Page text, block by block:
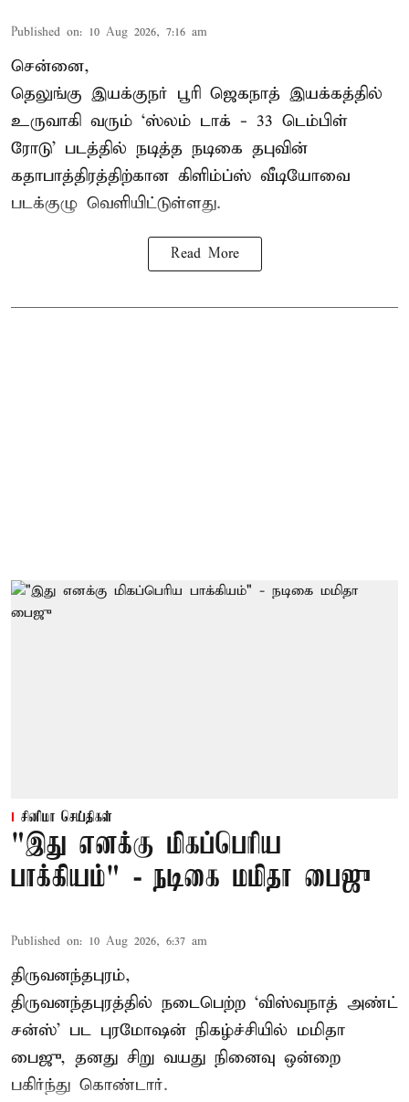
Published on: 10 Aug 2026, 7:16 am
சென்னை,
தெலுங்கு இயக்குநர் பூரி ஜெகநாத் இயக்கத்தில்
உருவாகி வரும் ‘ஸ்லம் டாக் - 33 டெம்பிள்
ரோடு’ படத்தில் நடித்த நடிகை தபுவின்
கதாபாத்திரத்திற்கான கிளிம்ப்ஸ் வீடியோவை
படக்குழு வெளியிட்டுள்ளது.
Read More
சினிமா செய்திகள்
"இது எனக்கு மிகப்பெரிய
பாக்கியம்" - நடிகை மமிதா பைஜு
Published on: 10 Aug 2026, 6:37 am
திருவனந்தபுரம்,
திருவனந்தபுரத்தில் நடைபெற்ற ‘விஸ்வநாத் அண்ட்
சன்ஸ்’ பட புரமோஷன் நிகழ்ச்சியில் மமிதா
பைஜு, தனது சிறு வயது நினைவு ஒன்றை
பகிர்ந்து கொண்டார்.